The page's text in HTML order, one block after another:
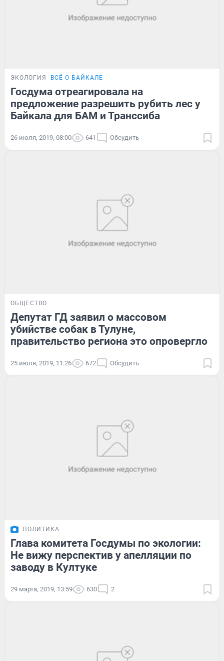
ЭКОЛОГИЯ ВСЁ О БАЙКАЛЕ
Госдума отреагировала на
предложение разрешить рубить лес у
Байкала для БАМ и Транссиба
26 июля, 2019, 08:00 641 Обсудить
ОБЩЕСТВО
Депутат ГД заявил о массовом
убийстве собак в Тулуне,
правительство региона это опровергло
25 июля, 2019, 11:26 672 Обсудить
ПОЛИТИКА
Глава комитета Госдумы по экологии:
Не вижу перспектив у апелляции по
заводу в Култуке
29 марта, 2019, 13:59 630 2